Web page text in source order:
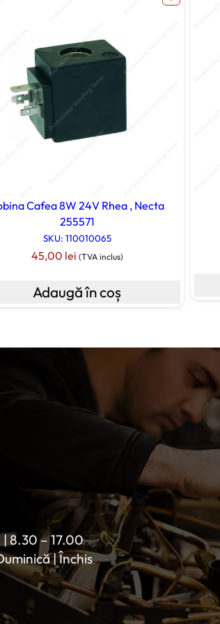
Cafea 8W 24V Rhea , Necta
255571
SKU: 110010065
45,00 lei (TVA inclus)
Adaugă în coș
8.30 – 17.00
| Închis